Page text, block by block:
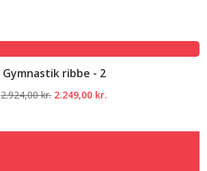
Gymnastik ribbe - 2
2.924,00kr. Den
2.249,00 kr.